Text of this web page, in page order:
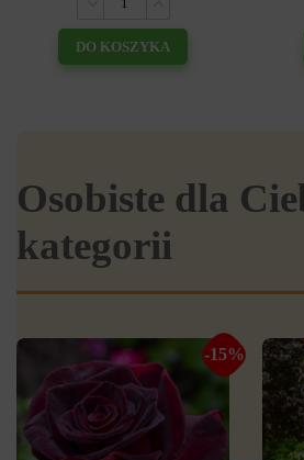
DO KOSZYKA
Osobiste dla
kategorii
-15%